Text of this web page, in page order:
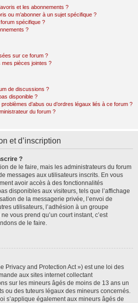
et les abonnements ?
ou m’abonner à un sujet spécifique ?
spécifique ?
?
sur ce forum ?
pièces jointes ?
de discussions ?
disponible ?
d’abus ou d’ordres légaux liés à ce forum ?
du forum ?
et d’inscription
?
de le faire, mais les administrateurs du forum
messages aux utilisateurs inscrits. En vous
avoir accès à des fonctionnalités
disponibles aux visiteurs, tels que l’affichage
de la messagerie privée, l’envoi de
utilisateurs, l’adhésion à un groupe
vous prend qu’un court instant, c’est
de le faire.
Privacy and Protection Act ») est une loi des
aux sites internet collectant
sur les mineurs âgés de moins de 13 ans un
ou des tuteurs légaux des mineurs concernés.
s’applique également aux mineurs âgés de